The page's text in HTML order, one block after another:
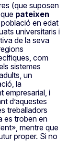
(que suposen
pateixen
en edat
universitaris i
de la seva
com
sistemes
un
la
empresarial, i
d’aquestes
treballadors
es troben en
mentre que
proper. Si no